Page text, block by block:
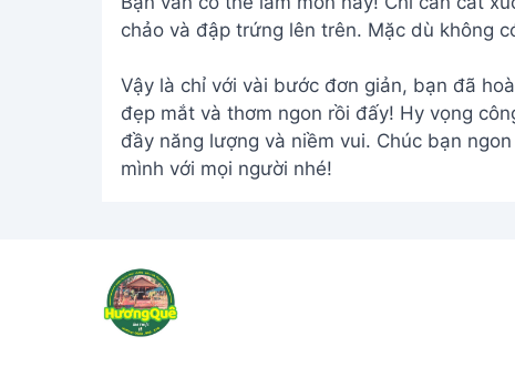
chảo và đập trứng lên trên. Mặc dù không
Vậy là chỉ với vài bước đơn giản, bạn đã
đẹp mắt và thơm ngon rồi đấy! Hy vọng
đầy năng lượng và niềm vui. Chúc bạn
mình với mọi người nhé!